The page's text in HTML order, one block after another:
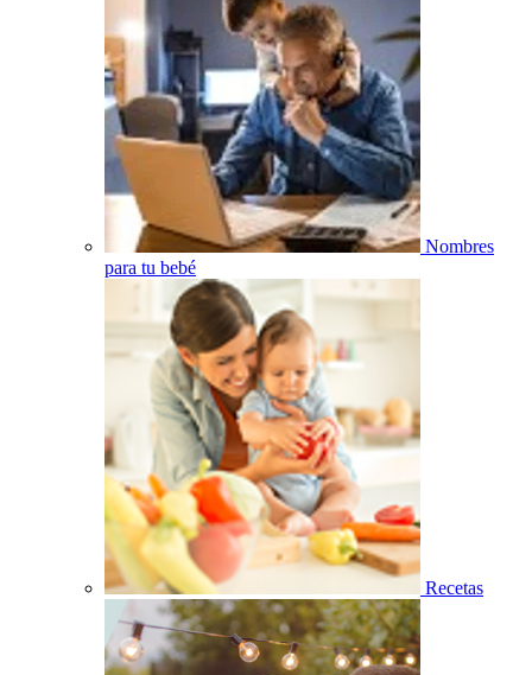
Nombres
para tu bebé
Recetas